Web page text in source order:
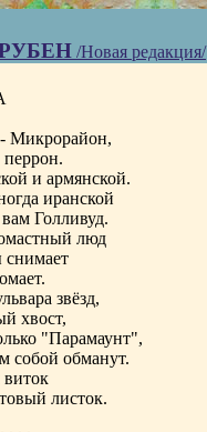
/Новая редакция/
Микрорайон,
и армянской.
иранской
Голливуд.
люд
снимает
звёзд,
хвост,
"Парамаунт",
собой обманут.
листок.
. . .